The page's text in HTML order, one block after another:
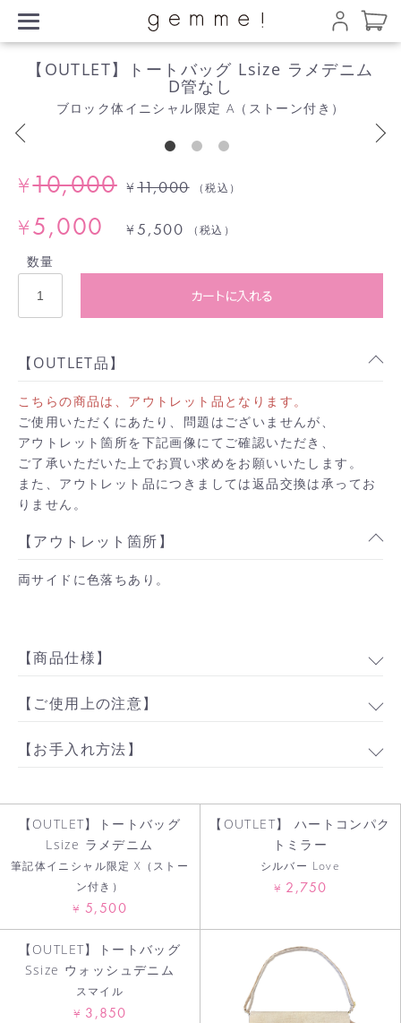
【OUTLET】トートバッグ Lsize ラメデニム
D管なし
ブロック体イニシャル限定 A（ストーン付き）
¥10,000
¥5,000
¥ 11,000 （税込）
¥ 5,500 （税込）
数量
カートに入れる
お買い物を続ける
【OUTLET品】
こちらの商品は、アウトレット品となります。
ご使用いただくにあたり、問題はございませんが、
アウトレット箇所を下記画像にてご確認いただき、
ご了承いただいた上でお買い求めをお願いいたします。
また、アウトレット品につきましては返品交換は承ってお
りません。
【アウトレット箇所】
両サイドに色落ちあり。
【商品仕様】
【ご使用上の注意】
【お手入れ方法】
【OUTLET】トートバッグ
Lsize ラメデニム
筆記体イニシャル限定 X（ストー
ン付き）
¥ 5,500
【OUTLET】 ハートコンパク
トミラー
シルバー Love
¥ 2,750
【OUTLET】トートバッグ
Ssize ウォッシュデニム
スマイル
¥ 3,850